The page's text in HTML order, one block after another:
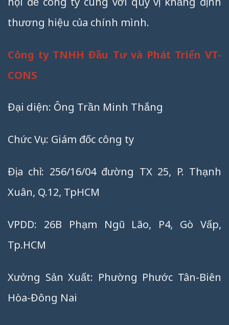
thương hiệu của chính mình.
Công ty TNHH Đầu Tư và Phát Triển VT-
CONS
Đại diện: Ông Trần Minh Thắng
Chức Vụ: Giám đốc công ty
Địa chỉ: 256/16/04 đường TX 25, P. Thạnh
Xuân, Q.12, TpHCM
VPDD: 26B Phạm Ngũ Lão, P4, Gò Vấp,
Tp.HCM
Xưởng Sản Xuất: Phường Phước Tân-Biên
Hòa-Đông Nai